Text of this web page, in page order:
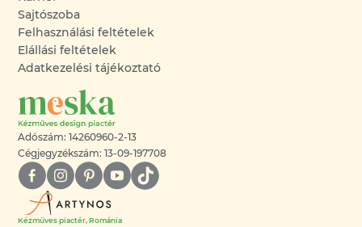
Sajtószoba
Felhasználási feltételek
Elállási feltételek
Adatkezelési tájékoztató
Adószám: 14260960-2-13
Cégjegyzékszám: 13-09-197708
Kézműves piactér, Románia